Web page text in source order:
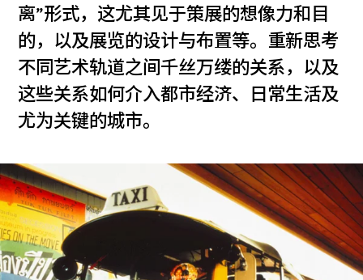
离”形式，这尤其见于策展的想像力和目
的，以及展览的设计与布置等。重新思考
不同艺术轨道之间千丝万缕的关系，以及
这些关系如何介入都市经济、日常生活及
尤为关键的城市。